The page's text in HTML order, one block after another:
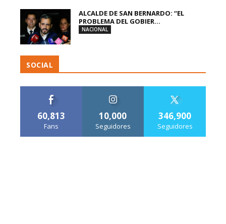
ALCALDE DE SAN BERNARDO: “EL
PROBLEMA DEL GOBIER...
NACIONAL
SOCIAL
60,813
Fans
10,000
Seguidores
346,900
Seguidores